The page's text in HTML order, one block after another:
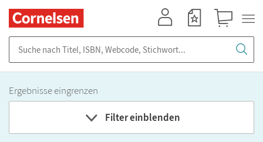
Ergebnisse eingrenzen
Filter einblenden